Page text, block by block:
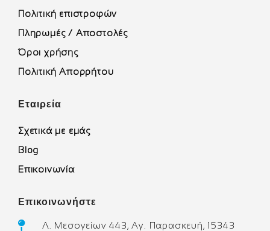
Πολιτική επιστροφών
Πληρωμές / Αποστολές
Όροι χρήσης
Πολιτική Απορρήτου
Εταιρεία
Σχετικά με εμάς
Blog
Επικοινωνία
Επικοινωνήστε
Λ. Μεσογείων 443, Αγ. Παρασκευή, 15343